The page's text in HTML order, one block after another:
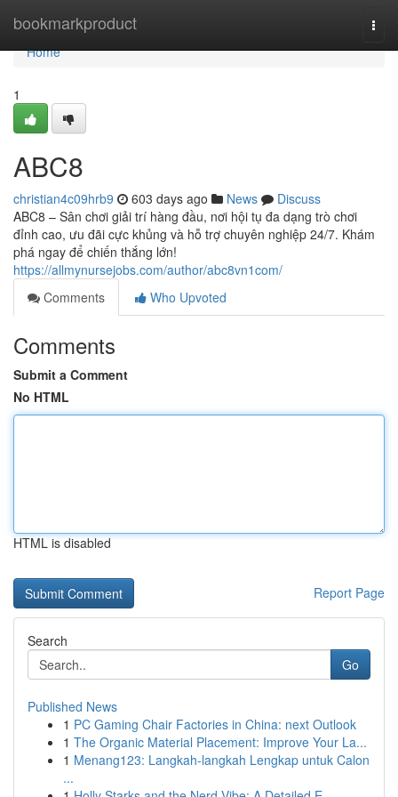
bookmarkproduct
Home
Home
1
ABC8
christian4c09hrb9 603 days ago News
Discuss
ABC8 – Sân chơi giải trí hàng đầu, nơi hội tụ đa dạng trò chơi
đỉnh cao, ưu đãi cực khủng và hỗ trợ chuyên nghiệp 24/7. Khám
phá ngay để chiến thắng lớn!
https://allmynursejobs.com/author/abc8vn1com/
Comments
Who Upvoted
Comments
Submit a Comment
No HTML
HTML is disabled
Report Page
Search
Go
Published News
1 PC Gaming Chair Factories in China: next Outlook
1 The Organic Material Placement: Improve Your La...
1 Menang123: Langkah-langkah Lengkap untuk Calon
...